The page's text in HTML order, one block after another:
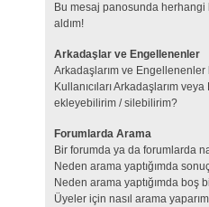
Bu mesaj panosunda
aldım!
Arkadaşlar ve Engellenenler
Arkadaşlarım ve
Kullanıcıları Arkadaşlarım
ekleyebilirim / silebilirim?
Forumlarda Arama
Bir forumda ya da forumlarda
Neden arama yaptığımda
Neden arama yaptığımda boş
Üyeler için nasıl arama